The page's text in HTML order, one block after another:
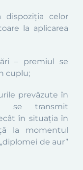
dispoziția celor
la aplicarea
– premiul se
cuplu;
prevăzute în
se transmit
în situația în
la momentul
de aur”